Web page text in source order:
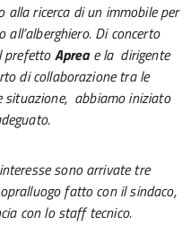
alla ricerca di un immobile per
all’alberghiero. Di concerto
prefettoApreae la dirigente
di collaborazione tra le
situazione, abbiamo iniziato
sono arrivate tre
fatto con il sindaco,
con lo staff tecnico.